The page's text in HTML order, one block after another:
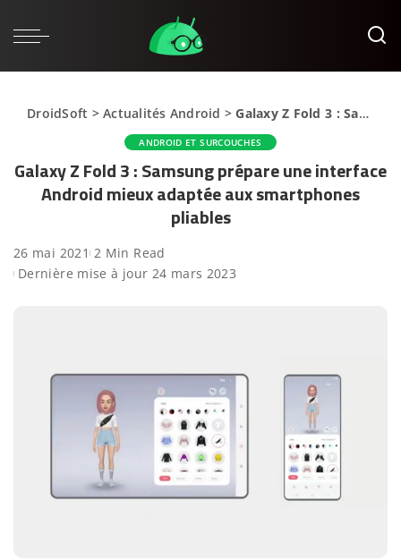
DroidSoft >Actualités Android >Galaxy Z Fold 3 : Samsung prépare une interface Android mieux adaptée aux smartphones pliables
ANDROID ET SURCOUCHES
Galaxy Z Fold 3 : Samsung prépare une interface
Android mieux adaptée aux smartphones
pliables
26 mai 2021 2 Min Read
Dernière mise à jour 24 mars 2023